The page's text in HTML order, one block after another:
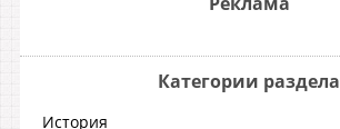
Категории раздела
История